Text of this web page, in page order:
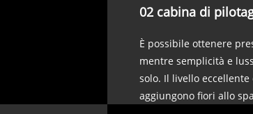
02 cabina di
È possibile ottenere
mentre semplicità e
solo. Il livello
aggiungono fiori allo